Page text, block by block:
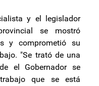
y el legislador
se mostró
y comprometió su
"Se trató de una
el Gobernador se
que se está